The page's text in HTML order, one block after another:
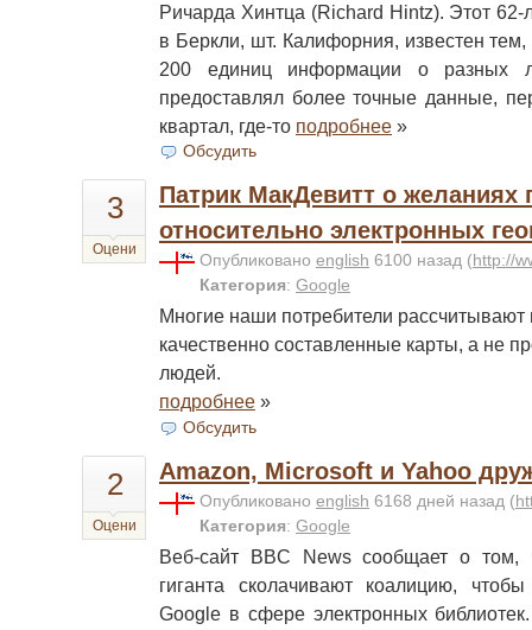
Ричарда Хинтца (Richard Hintz). Этот
в Беркли, шт. Калифорния, известен
200 единиц информации о разных
предоставлял более точные данные,
квартал, где-то подробнее »
Обсудить
3
Оцени
Патрик МакДевитт о желаниях
относительно электронных
Опубликовано english 6100 назад (http://
Категория: Google
Многие наши потребители рассчитывают
качественно составленные карты, а не
людей.
подробнее »
Обсудить
2
Оцени
Amazon, Microsoft и Yahoo
Опубликовано english 6168 дней назад (
Категория: Google
Веб-сайт BBC News сообщает о том,
гиганта сколачивают коалицию,
Google в сфере электронных